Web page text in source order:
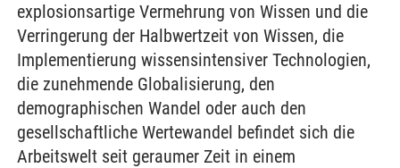
explosionsartige Vermehrung von Wissen und die
Verringerung der Halbwertzeit von Wissen, die
Implementierung wissensintensiver Technologien,
die zunehmende Globalisierung, den
demographischen Wandel oder auch den
gesellschaftliche Wertewandel befindet sich die
Arbeitswelt seit geraumer Zeit in einem